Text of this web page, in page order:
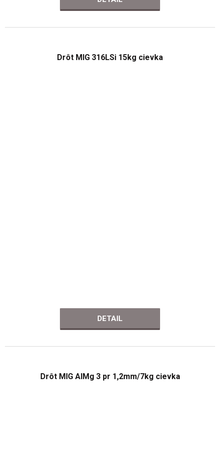
Drôt MIG 316LSi 15kg cievka
DETAIL
Drôt MIG AlMg 3 pr 1,2mm/7kg cievka